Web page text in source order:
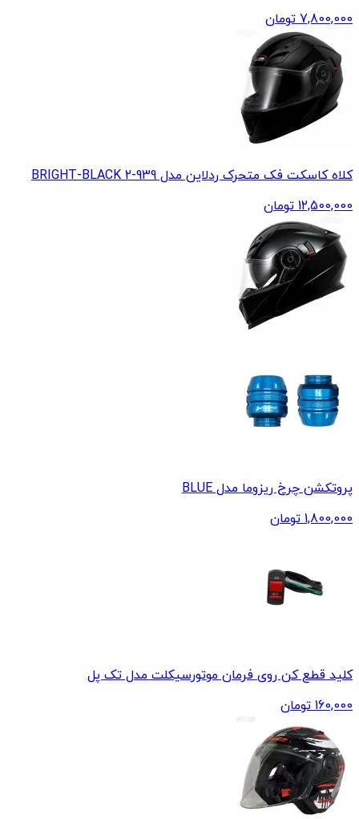
7,800,000 تومان
کلاه کاسکت فک متحرک ردلاین مدل 939-2 BRIGHT-BLACK
12,500,000 تومان
پروتکشن چرخ ریزوما مدل BLUE
1,800,000 تومان
کلید قطع کن روی فرمان موتورسیکلت مدل تک پل
160,000 تومان